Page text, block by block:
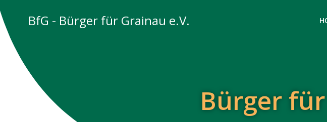
Inhalt
springen
BfG - Bürger für Grainau e.V.
Bürger